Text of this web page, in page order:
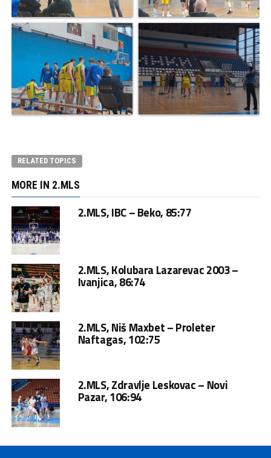
RELATED TOPICS
MORE IN 2.MLS
2.MLS, IBC – Beko, 85:77
2.MLS, Kolubara Lazarevac 2003 –
Ivanjica, 86:74
2.MLS, Niš Maxbet – Proleter
Naftagas, 102:75
2.MLS, Zdravlje Leskovac – Novi
Pazar, 106:94